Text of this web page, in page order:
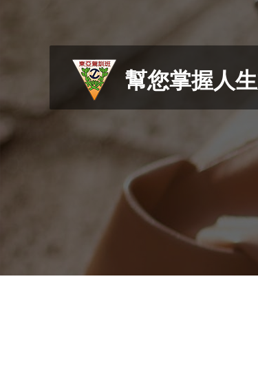
幫您掌握人